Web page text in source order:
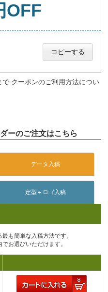
OFF
コピーする
クーポンのご利用方法につい
ーのご注文はこちら
も簡単な入稿方法です。
お選びいただけます。